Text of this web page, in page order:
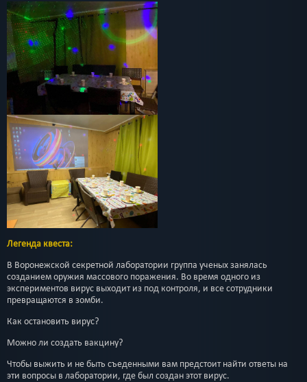
Легенда квеста:
В Воронежской секретной лаборатории группа ученых занялась
созданием оружия массового поражения. Во время одного из
экспериментов вирус выходит из под контроля, и все сотрудники
превращаются в зомби.
Как остановить вирус?
Можно ли создать вакцину?
Чтобы выжить и не быть съеденными вам предстоит найти ответы на
эти вопросы в лаборатории, где был создан этот вирус.